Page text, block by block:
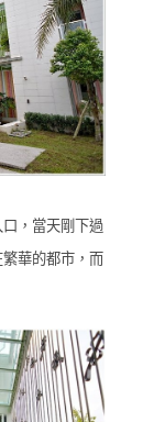
，當天剛下過
華的都市，而